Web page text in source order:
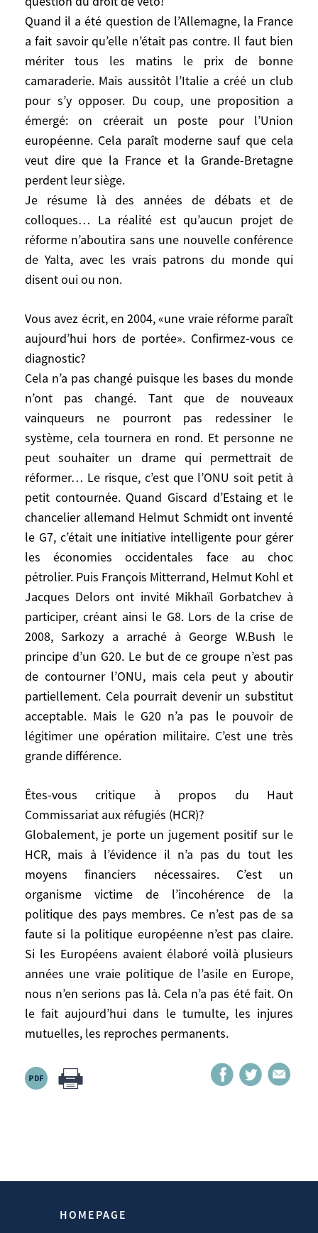
Quand il a été question de l’Allemagne, la France
a fait savoir qu’elle n’était pas contre. Il faut bien
mériter tous les matins le prix de bonne
camaraderie. Mais aussitôt l’Italie a créé un club
pour s’y opposer. Du coup, une proposition a
émergé: on créerait un poste pour l’Union
européenne. Cela paraît moderne sauf que cela
veut dire que la France et la Grande-Bretagne
perdent leur siège.
Je résume là des années de débats et de
colloques… La réalité est qu’aucun projet de
réforme n’aboutira sans une nouvelle conférence
de Yalta, avec les vrais patrons du monde qui
disent oui ou non.
Vous avez écrit, en 2004, «une vraie réforme paraît
aujourd’hui hors de portée». Confirmez-vous ce
diagnostic?
Cela n’a pas changé puisque les bases du monde
n’ont pas changé. Tant que de nouveaux
vainqueurs ne pourront pas redessiner le
système, cela tournera en rond. Et personne ne
peut souhaiter un drame qui permettrait de
réformer… Le risque, c’est que l’ONU soit petit à
petit contournée. Quand Giscard d’Estaing et le
chancelier allemand Helmut Schmidt ont inventé
le G7, c’était une initiative intelligente pour gérer
les économies occidentales face au choc
pétrolier. Puis François Mitterrand, Helmut Kohl et
Jacques Delors ont invité Mikhaïl Gorbatchev à
participer, créant ainsi le G8. Lors de la crise de
2008, Sarkozy a arraché à George W.Bush le
principe d’un G20. Le but de ce groupe n’est pas
de contourner l’ONU, mais cela peut y aboutir
partiellement. Cela pourrait devenir un substitut
acceptable. Mais le G20 n’a pas le pouvoir de
légitimer une opération militaire. C’est une très
grande différence.
Êtes-vous critique à propos du Haut
Commissariat aux réfugiés (HCR)?
Globalement, je porte un jugement positif sur le
HCR, mais à l’évidence il n’a pas du tout les
moyens financiers nécessaires. C’est un
organisme victime de l’incohérence de la
politique des pays membres. Ce n’est pas de sa
faute si la politique européenne n’est pas claire.
Si les Européens avaient élaboré voilà plusieurs
années une vraie politique de l’asile en Europe,
nous n’en serions pas là. Cela n’a pas été fait. On
le fait aujourd’hui dans le tumulte, les injures
mutuelles, les reproches permanents.
conscience qu’un veto de l’un des cinq met
un terme à la réforme.
Malgré cela des voix s’élèvent
périodiquement pour demander une
réforme en soulignant que le Conseil de
sécurité représente le monde de 1945… et
qu’il est donc loin d’être représentatif. À
l’évidence, il faudrait y introduire le Japon,
l’Inde, l’Allemagne –candidate sans trop le
dire–, un pays africain, un pays d’Amérique
latine et un pays arabe. Mais chaque fois
que la question de l’élargissement du
Conseil de sécurité a été abordée, la Chine
a fait comprendre qu’elle ne voulait ni du
Japon ni de l’Inde. On revient à la question
Quand il a été question de l’Allemagne, la
France a fait savoir qu’elle n’était pas
contre. Il faut bien mériter tous les matins
le prix de bonne camaraderie. Mais
aussitôt l’Italie a créé un club pour s’y
opposer. Du coup, une proposition a
émergé: on créerait un poste pour l’Union
européenne. Cela paraît moderne sauf que
cela veut dire que la France et la Grande-
Bretagne perdent leur siège.
Je résume là des années de débats et de
colloques… La réalité est qu’aucun projet
de réforme n’aboutira sans une nouvelle
conférence de Yalta, avec les vrais patrons
du monde qui disent oui ou non.
réforme paraît aujourd’hui hors de portée».
Confirmez-vous ce diagnostic?
Cela n’a pas changé puisque les bases du
monde n’ont pas changé. Tant que de
nouveaux vainqueurs ne pourront pas
redessiner le système, cela tournera en
rond. Et personne ne peut souhaiter un
drame qui permettrait de réformer… Le
contournée. Quand Giscard d’Estaing et le
chancelier allemand Helmut Schmidt ont
inventé le G7, c’était une initiative
intelligente pour gérer les économies
occidentales face au choc pétrolier. Puis
François Mitterrand, Helmut Kohl et
Jacques Delors ont invité Mikhaïl
Gorbatchev à participer, créant ainsi le G8.
Lors de la crise de 2008, Sarkozy a arraché
à George W.Bush le principe d’un G20. Le
but de ce groupe n’est pas de contourner
l’ONU, mais cela peut y aboutir
partiellement. Cela pourrait devenir un
substitut acceptable. Mais le G20 n’a pas le
militaire. C’est une très grande différence.
tout les moyens financiers nécessaires.
l’incohérence de la politique des pays
HOMEPAGE